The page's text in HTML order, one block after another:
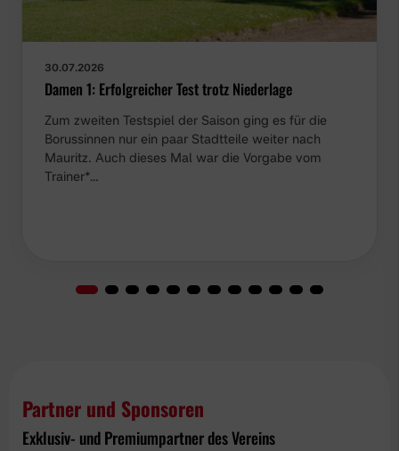
30.07.2026
Damen 1: Erfolgreicher Test trotz Niederlage
Zum zweiten Testspiel der Saison ging es für die
Borussinnen nur ein paar Stadtteile weiter nach
Mauritz. Auch dieses Mal war die Vorgabe vom
Trainer*…
Partner und Sponsoren
Exklusiv- und Premiumpartner des Vereins